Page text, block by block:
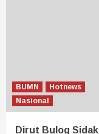
BUMN
Hotnews
Nasional
Dirut Bulog Sidak